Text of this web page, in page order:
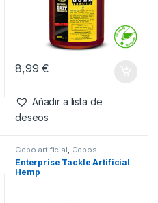
8,99€
Añadir a lista de
deseos
Cebo artificial Cebos
Enterprise Tackle Artificial
Hemp